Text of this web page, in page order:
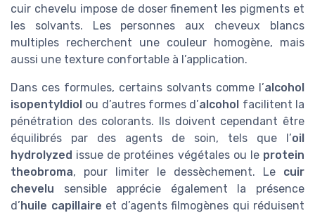
cuir chevelu impose de doser finement les pigments et
les solvants. Les personnes aux cheveux blancs
multiples recherchent une couleur homogène, mais
aussi une texture confortable à l’application.
Dans ces formules, certains solvants comme l’alcohol
isopentyldiol ou d’autres formes d’alcohol facilitent la
pénétration des colorants. Ils doivent cependant être
équilibrés par des agents de soin, tels que l’oil
hydrolyzed issue de protéines végétales ou le protein
theobroma, pour limiter le dessèchement. Le cuir
chevelu sensible apprécie également la présence
d’huile capillaire et d’agents filmogènes qui réduisent